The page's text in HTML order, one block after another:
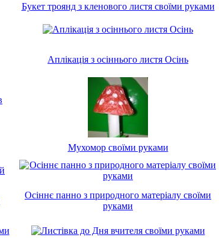
Букет троянд з кленового листя своїми руками
Аплікація з осіннього листя Осінь
Мухомор своїми руками
Осіннє панно з природного матеріалу своїми
руками